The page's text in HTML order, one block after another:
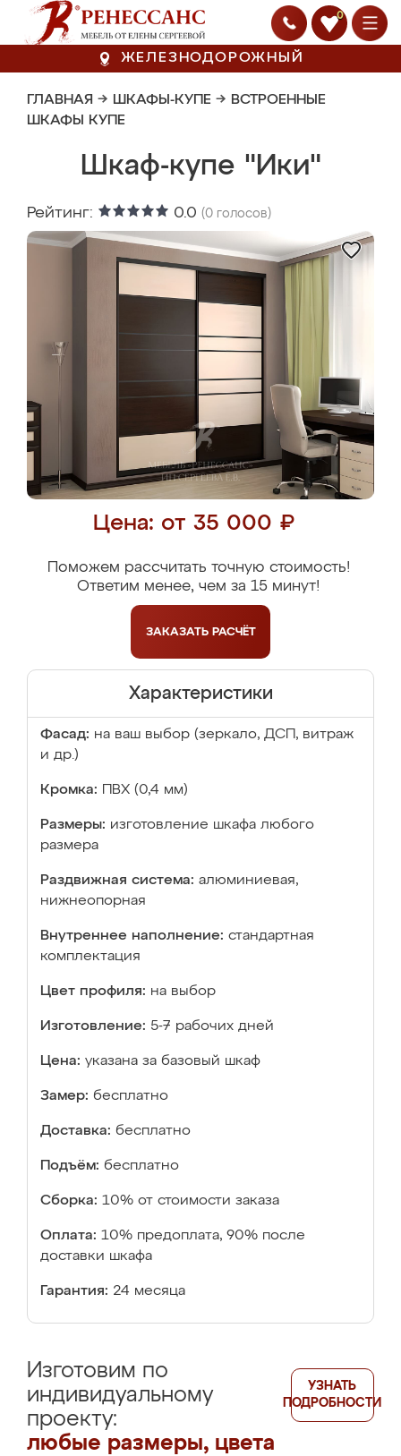
0
ЖЕЛЕЗНОДОРОЖНЫЙ
ГЛАВНАЯ → ШКАФЫ-КУПЕ → ВСТРОЕННЫЕ
ШКАФЫ КУПЕ
Шкаф-купе "Ики"
Рейтинг: 0.0 (0 голосов)
Цена: от 35 000 ₽
Поможем рассчитать точную стоимость!
Ответим менее, чем за 15 минут!
ЗАКАЗАТЬ РАСЧЁТ
Характеристики
Фасад: на ваш выбор (зеркало, ДСП, витраж
и др.)
Кромка: ПВХ (0,4 мм)
Размеры: изготовление шкафа любого
размера
Раздвижная система: алюминиевая,
нижнеопорная
Внутреннее наполнение: стандартная
комплектация
Цвет профиля: на выбор
Изготовление: 5-7 рабочих дней
Цена: указана за базовый шкаф
Замер: бесплатно
Доставка: бесплатно
Подъём: бесплатно
Сборка: 10% от стоимости заказа
Оплата: 10% предоплата, 90% после
доставки шкафа
Гарантия: 24 месяца
Изготовим по
индивидуальному
проекту:
любые размеры, цвета
УЗНАТЬ
ПОДРОБНОСТИ